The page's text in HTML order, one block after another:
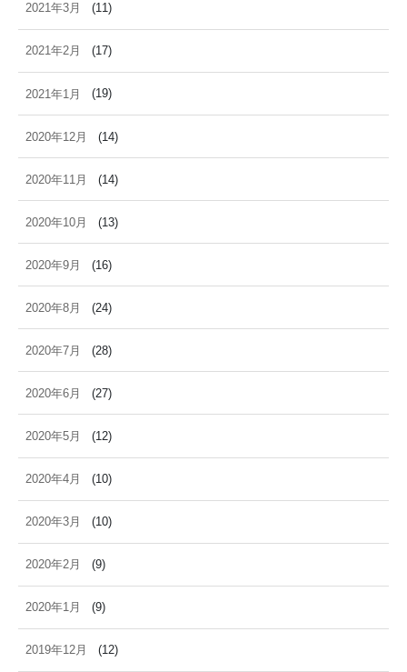
2021年3月 (11)
2021年2月 (17)
2021年1月 (19)
2020年12月 (14)
2020年11月 (14)
2020年10月 (13)
2020年9月 (16)
2020年8月 (24)
2020年7月 (28)
2020年6月 (27)
2020年5月 (12)
2020年4月 (10)
2020年3月 (10)
2020年2月 (9)
2020年1月 (9)
2019年12月 (12)